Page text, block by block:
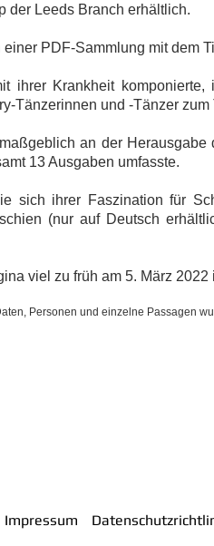
der Leeds Branch erhältlich.
PDF-Sammlung mit dem
ihrer Krankheit
Tänzerinnen und -Tänzer zum
an der
13 Ausgaben umfasste.
sich ihrer Faszination für
(nur auf Deutsch
viel zu früh am 5. März 2022
Personen und einzelne Passagen
Impressum